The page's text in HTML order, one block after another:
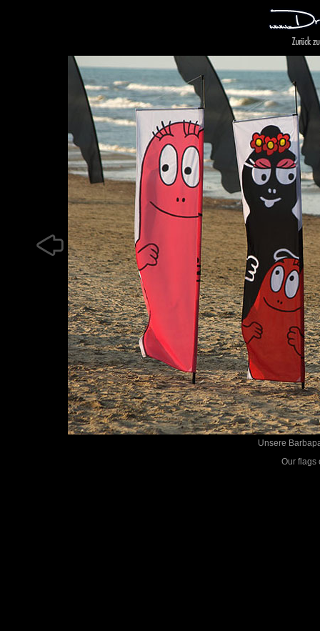
Unsere
Our flags